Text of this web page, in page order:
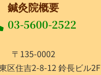
鍼灸院概要
03-5600-2522
〒135-0002
区住吉2-8-12 鈴長ビル2F